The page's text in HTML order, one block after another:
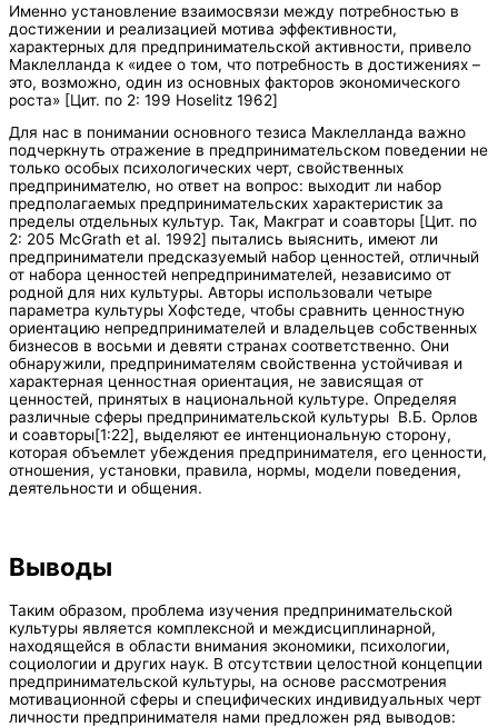
Именно установление взаимосвязи между потребностью в
достижении и реализацией мотива эффективности,
характерных для предпринимательской активности, привело
Маклелланда к «идее о том, что потребность в достижениях –
это, возможно, один из основных факторов экономического
роста» [Цит. по 2: 199 Hoselitz 1962]
Для нас в понимании основного тезиса Маклелланда важно
подчеркнуть отражение в предпринимательском поведении не
только особых психологических черт, свойственных
предпринимателю, но ответ на вопрос: выходит ли набор
предполагаемых предпринимательских характеристик за
пределы отдельных культур. Так, Макграт и соавторы [Цит. по
2: 205 McGrath et al. 1992] пытались выяснить, имеют ли
предприниматели предсказуемый набор ценностей, отличный
от набора ценностей непредпринимателей, независимо от
родной для них культуры. Авторы использовали четыре
параметра культуры Хофстеде, чтобы сравнить ценностную
ориентацию непредпринимателей и владельцев собственных
бизнесов в восьми и девяти странах соответственно. Они
обнаружили, предпринимателям свойственна устойчивая и
характерная ценностная ориентация, не зависящая от
ценностей, принятых в национальной культуре. Определяя
различные сферы предпринимательской культуры В.Б. Орлов
и соавторы[1:22], выделяют ее интенциональную сторону,
которая объемлет убеждения предпринимателя, его ценности,
отношения, установки, правила, нормы, модели поведения,
деятельности и общения.
Выводы
Таким образом, проблема изучения предпринимательской
культуры является комплексной и междисциплинарной,
находящейся в области внимания экономики, психологии,
социологии и других наук. В отсутствии целостной концепции
предпринимательской культуры, на основе рассмотрения
мотивационной сферы и специфических индивидуальных черт
личности предпринимателя нами предложен ряд выводов: